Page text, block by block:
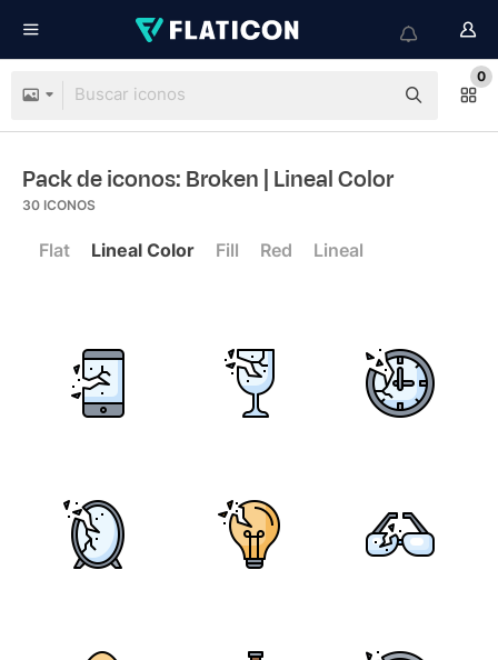
0
Pack de iconos: Broken | Lineal Color
30 ICONOS
Flat Lineal Color Fill Red Lineal